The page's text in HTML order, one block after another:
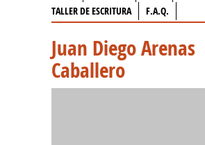
TALLER DE ESCRITURA
F.A.Q.
Juan Diego Arenas
Caballero